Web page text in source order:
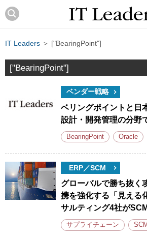
IT Leaders ＞ ["BearingPoint"]
["BearingPoint"]
ベンダー戦略
ベリングポイントと日
設計・開発管理の分野
BearingPoint Oracle
ERP／SCM
グローバルで勝ち抜く
携を強化する「見える
サルティング4社が
サプライチェーン SCM